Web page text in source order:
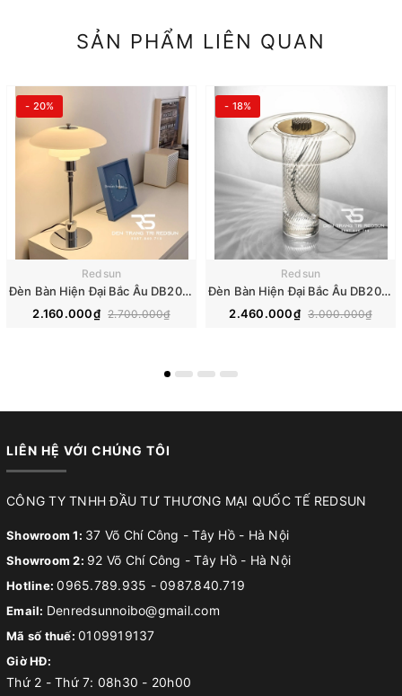
SẢN PHẨM LIÊN QUAN
- 20%
Redsun
Đèn Bàn Hiện Đại Bắc Âu DB2096
2.160.000₫ 2.700.000₫
- 18%
Redsun
Đèn Bàn Hiện Đại Bắc Âu DB2098
2.460.000₫ 3.000.000₫
LIÊN HỆ VỚI CHÚNG TÔI
CÔNG TY TNHH ĐẦU TƯ THƯƠNG MẠI QUỐC TẾ REDSUN
Showroom 1: 37 Võ Chí Công - Tây Hồ - Hà Nội
Showroom 2: 92 Võ Chí Công - Tây Hồ - Hà Nội
Hotline:0965.789.935 - 0987.840.719
Email: Denredsunnoibo@gmail.com
Mã số thuế: 0109919137
Giờ HĐ:
Thứ 2 - Thứ 7: 08h30 - 20h00